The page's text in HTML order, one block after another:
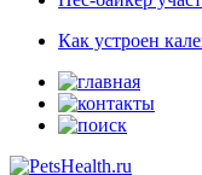
Как устроен